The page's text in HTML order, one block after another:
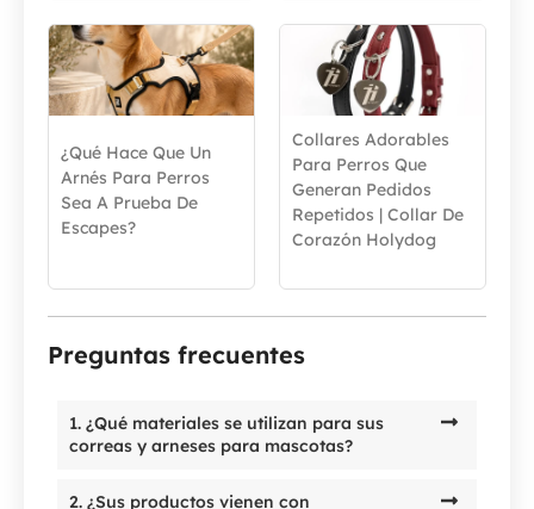
¿Qué Hace Que Un
Arnés Para Perros
Sea A Prueba De
Escapes?
Collares Adorables
Para Perros Que
Generan Pedidos
Repetidos | Collar De
Corazón Holydog
Preguntas frecuentes
1. ¿Qué materiales se utilizan para sus
correas y arneses para mascotas?
2. ¿Sus productos vienen con